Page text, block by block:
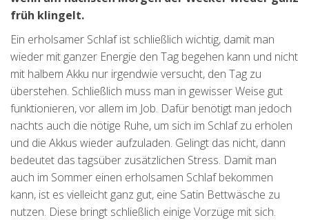
früh klingelt.
Ein erholsamer Schlaf ist schließlich wichtig, damit man
wieder mit ganzer Energie den Tag begehen kann und nicht
mit halbem Akku nur irgendwie versucht, den Tag zu
überstehen. Schließlich muss man in gewisser Weise gut
funktionieren, vor allem im Job. Dafür benötigt man jedoch
nachts auch die nötige Ruhe, um sich im Schlaf zu erholen
und die Akkus wieder aufzuladen. Gelingt das nicht, dann
bedeutet das tagsüber zusätzlichen Stress. Damit man
auch im Sommer einen erholsamen Schlaf bekommen
kann, ist es vielleicht ganz gut, eine Satin Bettwäsche zu
nutzen. Diese bringt schließlich einige Vorzüge mit sich.